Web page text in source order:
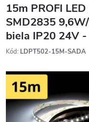
15m PROFI
SMD2835
biela IP20 24V
Kód: LDPT502-15M-SADA